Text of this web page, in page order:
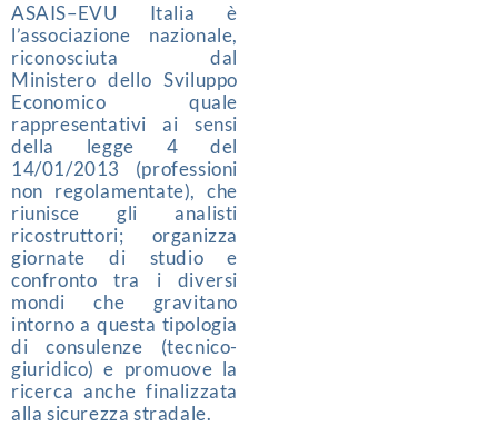
ASAIS–EVU Italia è
l’associazione nazionale,
riconosciuta dal
Ministero dello Sviluppo
Economico quale
rappresentativi ai sensi
della legge 4 del
14/01/2013 (professioni
non regolamentate), che
riunisce gli analisti
ricostruttori; organizza
giornate di studio e
confronto tra i diversi
mondi che gravitano
intorno a questa tipologia
di consulenze (tecnico-
giuridico) e promuove la
ricerca anche finalizzata
alla sicurezza stradale.